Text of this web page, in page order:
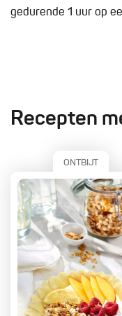
gedurende 1 uur op
Recepten
ONTBIJT